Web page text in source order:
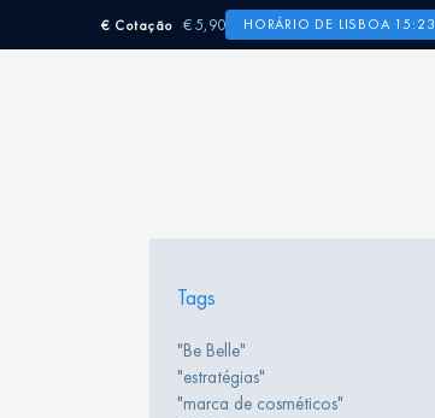
€ Cotação € 5,90 HORÁRIO DE LISBOA 15:23
Tags
"Be Belle"
"estratégias"
"marca de cosméticos"